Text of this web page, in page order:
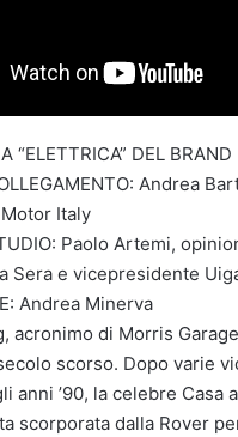
“ELETTRICA” DEL BRAND
Andrea
Italy
Paolo Artemi,
Sera e vicepresidente
Andrea Minerva
acronimo di Morris
scorso. Dopo varie
anni ’90, la celebre Casa
scorporata dalla Rover